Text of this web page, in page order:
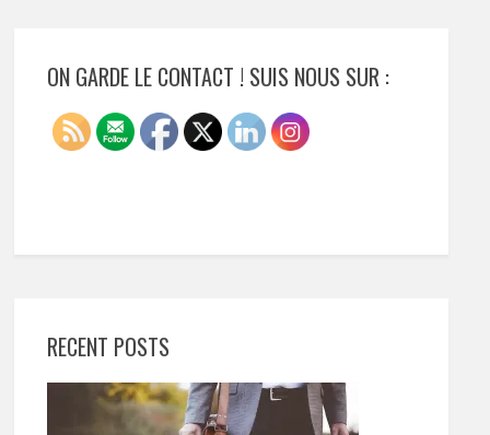
ON GARDE LE CONTACT ! SUIS NOUS SUR :
RECENT POSTS